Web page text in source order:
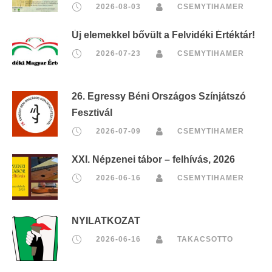
2026-08-03 CSEMYTIHAMER
Új elemekkel bővült a Felvidéki Értéktár!
2026-07-23 CSEMYTIHAMER
26. Egressy Béni Országos Színjátszó
Fesztivál
2026-07-09 CSEMYTIHAMER
XXI. Népzenei tábor – felhívás, 2026
2026-06-16 CSEMYTIHAMER
NYILATKOZAT
2026-06-16 TAKACSOTTO